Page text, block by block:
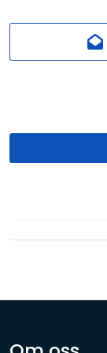
Ansatte